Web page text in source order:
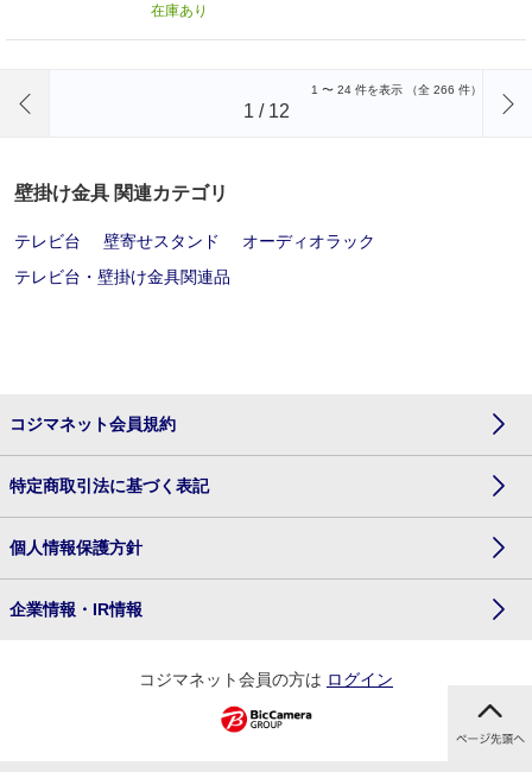
在庫あり
1 〜 24 件を表示 （全 266 件）
1 / 12
壁掛け金具 関連カテゴリ
テレビ台 壁寄せスタンド
オーディオラック
テレビ台・壁掛け金具関連品
コジマネット会員規約
特定商取引法に基づく表記
個人情報保護方針
企業情報・IR情報
コジマネット会員の方は ログイン